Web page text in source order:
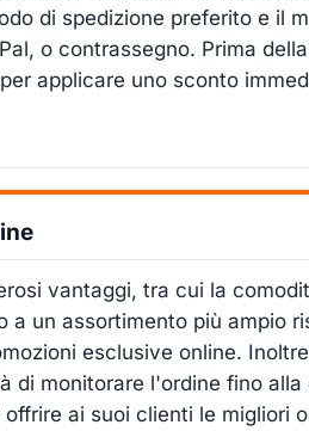
di spedizione preferito e il
o contrassegno. Prima
applicare uno sconto
vantaggi, tra cui la
un assortimento più ampio
esclusive online.
di monitorare l'ordine fino
ai suoi clienti le migliori